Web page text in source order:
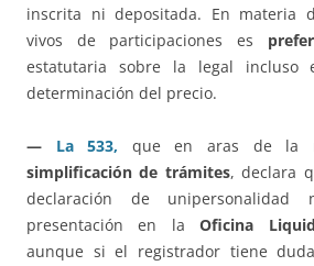
inscrita ni depositada. En materia
vivos de participaciones es
estatutaria sobre la legal
determinación del precio.
— La 533,
que en aras de la
simplificación de trámites, declara
declaración de
presentación en laOficina
aunque si el registrador tiene